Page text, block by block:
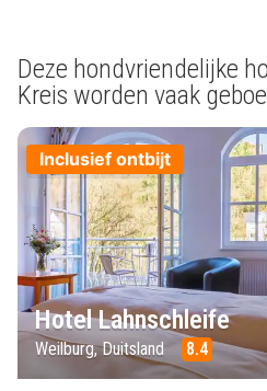
Deze hondvriendelijke
Kreis worden vaak
Inclusief ontbijt
Hotel Lahnschleife
Weilburg, Duitsland 8.4